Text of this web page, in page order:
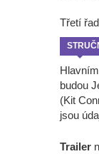
Třetí
budou
(Kit
jsou
Trailer